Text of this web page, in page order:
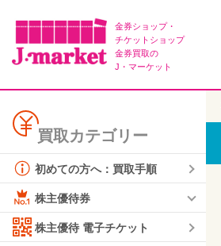
金券ショップ・
チケットショップ
金券買取の
J・マーケット
買取カテゴリー
初めての方へ：買取手順
株主優待券
株主優待 電子チケット